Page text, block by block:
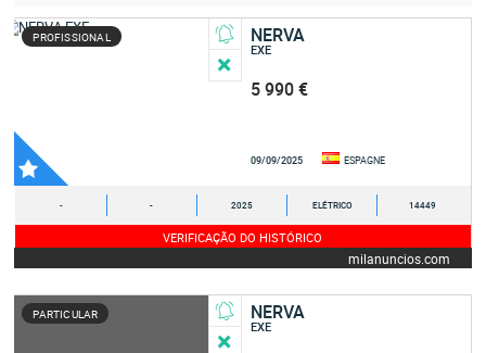
PROFISSIONAL NERVA
EXE
5 990 €
09/09/2025 ESPAGNE
- - 2025 ELÉTRICO 14449
VERIFICAÇÃO DO HISTÓRICO
milanuncios.com
PARTICULAR NERVA
EXE